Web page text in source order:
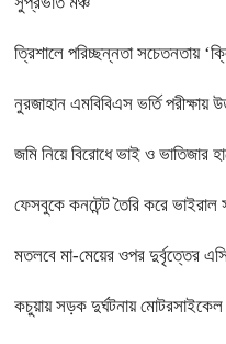
ত্রিশালে পরিচ্ছন্নতা সচেতনতায়
নুরজাহান এমবিবিএস ভর্তি পরীক্ষায়
জমি নিয়ে বিরোধে ভাই ও ভাতিজার
ফেসবুকে কনটেন্ট তৈরি করে ভাইরাল
মতলবে মা-মেয়ের ওপর দুর্বৃত্তের
কচুয়ায় সড়ক দুর্ঘটনায়